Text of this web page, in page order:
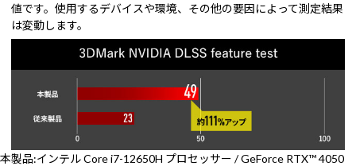
値です。使用するデバイスや環境、その他の要因によって測定結果
は変動します。
本製品:インテル Core i7-12650H プロセッサー / GeForce RTX™ 4050